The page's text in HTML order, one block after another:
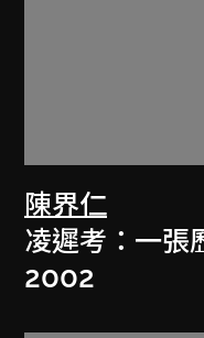
陳界仁
凌遲考：一張
2002